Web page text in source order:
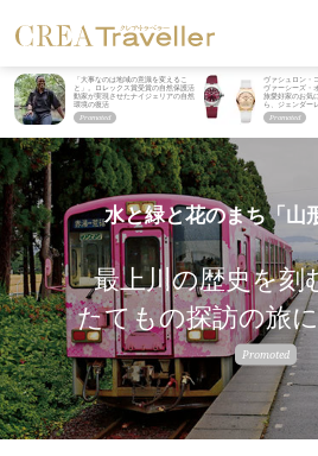
「大事なのは地域の意識を変えるこ
と」。ロレックス賞受賞の自然保護活
動家が実現させたナイジェリアの自然
環境の復活
ヴァシュロン・
ヴァーシーズ・
旅愛好家のお気
ら、ジェンダー
水と緑と花のまち「山
最上川の歴史を刻
たてもの探訪の旅